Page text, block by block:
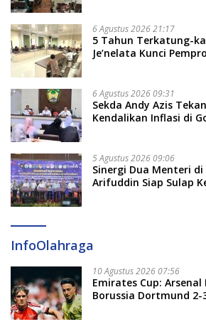
Soal Adat dan Adab
6 Agustus 2026 21:17
5 Tahun Terkatung-
Je’nelata Kunci
6 Agustus 2026 09:31
Sekda Andy Azis
Kendalikan Inflasi di
5 Agustus 2026 09:06
Sinergi Dua Menteri
Arifuddin Siap Sulap
InfoOlahraga
10 Agustus 2026 07:56
Emirates Cup:
Borussia Dortmund 2-